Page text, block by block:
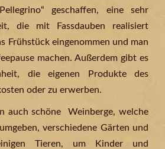
geschaffen, eine sehr
die mit Fassdauben realisiert
Frühstück eingenommen und man
machen. Außerdem gibt es
die eigenen Produkte des
oder zu erwerben.
auch schöne Weinberge, welche
verschiedene Gärten und
Tieren, um Kinder und